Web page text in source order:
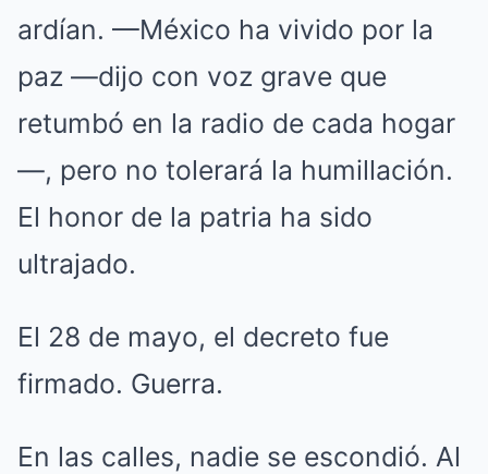
ardían. —México ha vivido por la
paz —dijo con voz grave que
retumbó en la radio de cada hogar
—, pero no tolerará la humillación.
El honor de la patria ha sido
ultrajado.
El 28 de mayo, el decreto fue
firmado. Guerra.
En las calles, nadie se escondió. Al